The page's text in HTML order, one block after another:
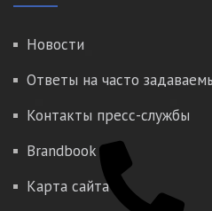
Новости
Ответы на часто
Контакты пресс-службы
Brandbook
Карта сайта